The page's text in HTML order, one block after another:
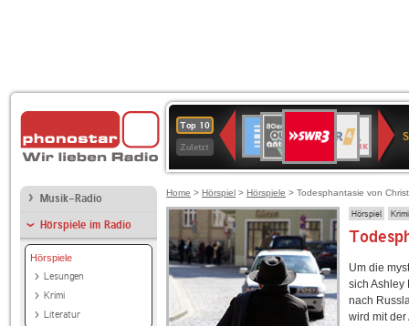
Top 10
Zuletzt
Deutschlandfunk
80er
90er
OLDIE
ANTENNE
4
KLASSIK
SWR
Kultur
NDR
2
Musik-Radio
Hörspiele im Radio
Hörspiele
Lesungen
Krimi
Literatur
Home > Hörspiel > Hörspiele > Todesphantasie von
Hörspiel Krimi
Um die
sich Ashley
nach
wird mit